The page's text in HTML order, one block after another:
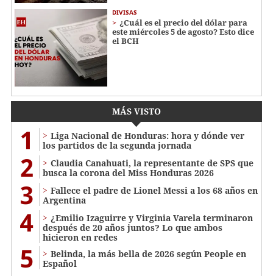
DIVISAS
¿Cuál es el precio del dólar para
este miércoles 5 de agosto? Esto dice
el BCH
MÁS VISTO
1
Liga Nacional de Honduras: hora y dónde ver
los partidos de la segunda jornada
2
Claudia Canahuati, la representante de SPS que
busca la corona del Miss Honduras 2026
3
Fallece el padre de Lionel Messi a los 68 años en
Argentina
4
¿Emilio Izaguirre y Virginia Varela terminaron
después de 20 años juntos? Lo que ambos
hicieron en redes
5
Belinda, la más bella de 2026 según People en
Español